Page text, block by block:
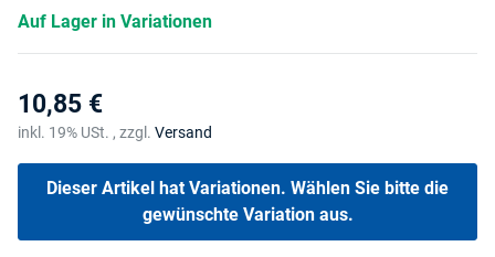
Auf Lager in Variationen
10,85 €
inkl. 19% USt. , zzgl. Versand
Dieser Artikel hat Variationen. Wählen Sie bitte die
gewünschte Variation aus.